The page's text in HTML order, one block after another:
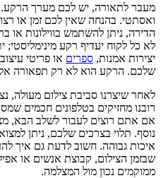
מעבר לתאורה, יש לכם מערך הרקע.
ואסתטי. בהנחה שאין לכם זמן או
הדירה, ניתן להשתמש בווילונות
לא כל לקוח יעדיף רקע
יצירות אמנות, ספרים או פריטי
שלכם. הרקע הוא לא רק תפאורה
לאחר שיצרנו סביבת צילום מעולה,
רובנו מחזיקים בטלפונים חכמים
אם אתם רוצים לעבור לשלב הבא,
נוסף. תלוי בצרכים שלכם, ניתן
איכות גבוהה. חשוב לדעת גם איך
שבזמן הצילום, קבוצת אנשים או
ממוקמים נכון מול המצלמה.